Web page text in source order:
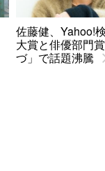
佐藤健、Yahoo!
大賞と俳優部門
づ」で話題沸騰